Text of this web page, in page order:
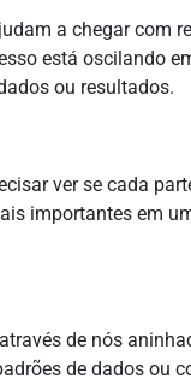
a chegar com
está oscilando
ou resultados.
ver se cada
importantes em
de nós
de dados ou